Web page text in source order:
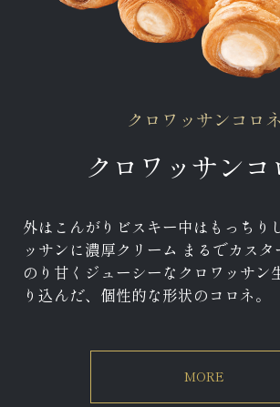
クロワッサンコロネ
クロワッサンコ
外はこんがりビスキー中はもっちり
ッサンに濃厚クリーム まるでカス
のり甘くジューシーなクロワッサン
り込んだ、個性的な形状のコロネ。
MORE